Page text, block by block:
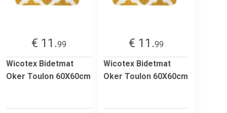
€ 11.99
Wicotex Bidetmat
Oker Toulon 60X60cm
€ 11.99
Wicotex Bidetmat
Oker Toulon 60X60cm